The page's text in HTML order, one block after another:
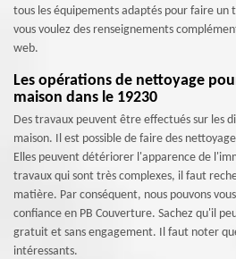
tous les équipements adaptés pour faire un
vous voulez des renseignements
web.
Les opérations de nettoyage
maison dans le 19230
Des travaux peuvent être effectués sur les
maison. Il est possible de faire des
Elles peuvent détériorer l'apparence de
travaux qui sont très complexes, il faut
matière. Par conséquent, nous pouvons
confiance en PB Couverture. Sachez qu'il
gratuit et sans engagement. Il faut noter
intéressants.